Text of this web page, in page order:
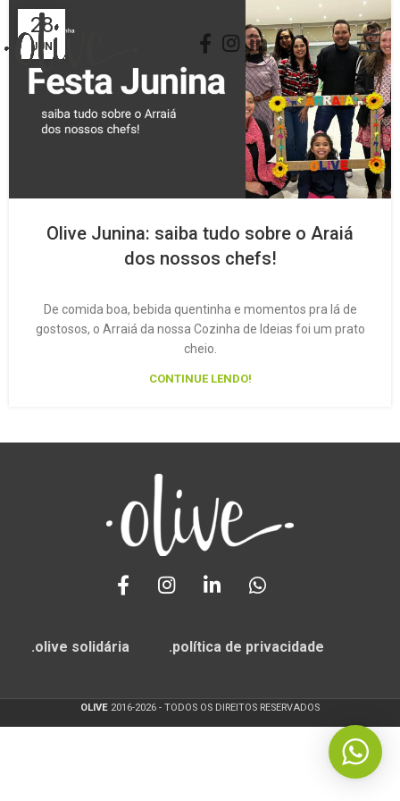
28
JUN
Olive Junina: saiba tudo sobre o Araiá
dos nossos chefs!
De comida boa, bebida quentinha e momentos pra lá de
gostosos, o Arraiá da nossa Cozinha de Ideias foi um prato
cheio.
CONTINUE LENDO!
.olive solidária .política de privacidade
OLIVE 2016-2026 - TODOS OS DIREITOS RESERVADOS